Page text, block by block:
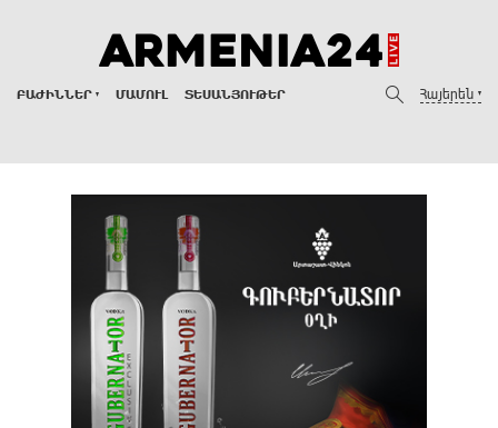
ԲԱԺԻՆՆԵՐ ՄԱՄՈՒԼ ՏԵՍԱՆՅՈՒԹԵՐ Հայերեն